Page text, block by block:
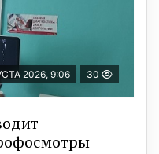
2026, 9:06 30